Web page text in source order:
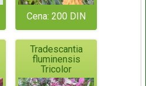
Cena: 200 DIN
Tradescantia
fluminensis
Tricolor